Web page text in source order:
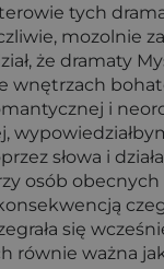
tych
mozolnie
że dramaty
wnętrzach
i
słowa i
osób obecnych
się
równie ważna